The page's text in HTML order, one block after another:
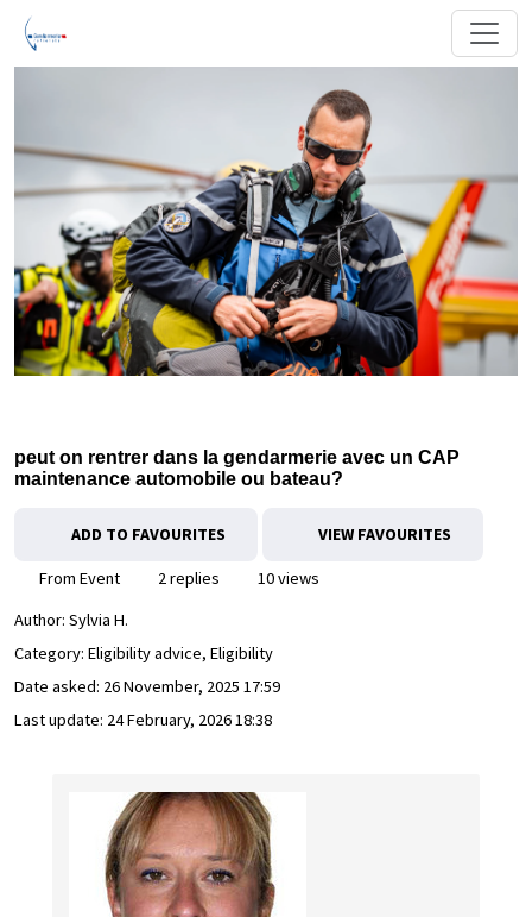
peut on rentrer dans la gendarmerie avec un CAP
maintenance automobile ou bateau?
ADD TO FAVOURITES VIEW FAVOURITES
From Event 2 replies
10 views
Author: Sylvia H.
Category: Eligibility advice, Eligibility
Date asked: 26 November, 2025 17:59
Last update: 24 February, 2026 18:38